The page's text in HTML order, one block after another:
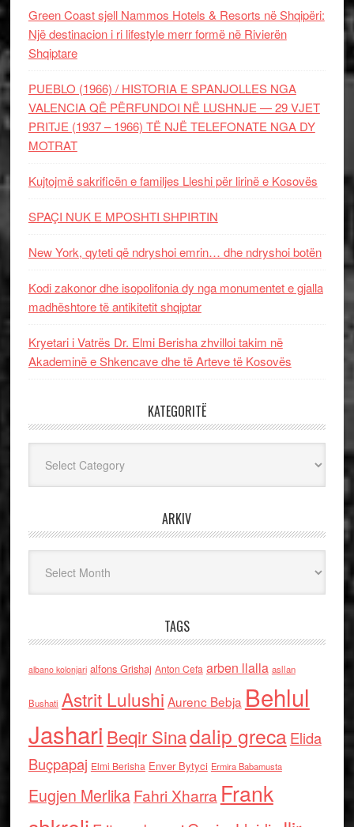
Green Coast sjell Nammos Hotels & Resorts në Shqipëri:
Një destinacion i ri lifestyle merr formë në Rivierën
Shqiptare
PUEBLO (1966) / HISTORIA E SPANJOLLES NGA
VALENCIA QË PËRFUNDOI NË LUSHNJE — 29 VJET
PRITJE (1937 – 1966) TË NJË TELEFONATE NGA DY
MOTRAT
Kujtojmë sakrificën e familjes Lleshi për lirinë e Kosovës
SPAÇI NUK E MPOSHTI SHPIRTIN
New York, qyteti që ndryshoi emrin… dhe ndryshoi botën
Kodi zakonor dhe isopolifonia dy nga monumentet e gjalla
madhështore të antikitetit shqiptar
Kryetari i Vatrës Dr. Elmi Berisha zhvilloi takim në
Akademinë e Shkencave dhe të Arteve të Kosovës
KATEGORITË
ARKIV
TAGS
albano kolonjari alfons Grishaj Anton Cefa arben llalla asllan
Bushati Astrit Lulushi Aurenc Bebja Behlul
Jashari Beqir Sinadalip grecaElida
Buçpapaj Elmi Berisha Enver Bytyci Ermira Babamusta
Eugjen MerlikaFahri Xharra Frank